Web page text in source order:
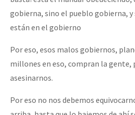
gobierna, sino el pueblo gobierna, y
están en el gobierno
Por eso, esos malos gobiernos,
millones en eso, compran la gente,
asesinarnos.
Por eso no nos debemos